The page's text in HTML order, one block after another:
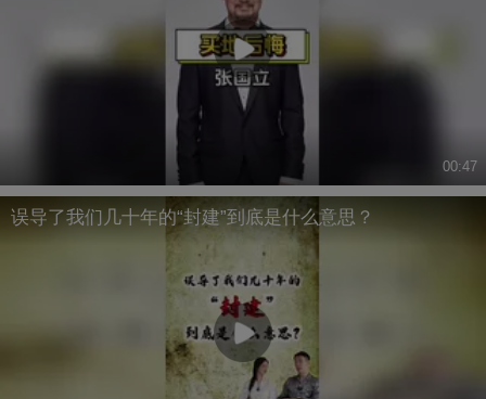
00:47
误导了我们几十年的“封建”到底是什么意思？